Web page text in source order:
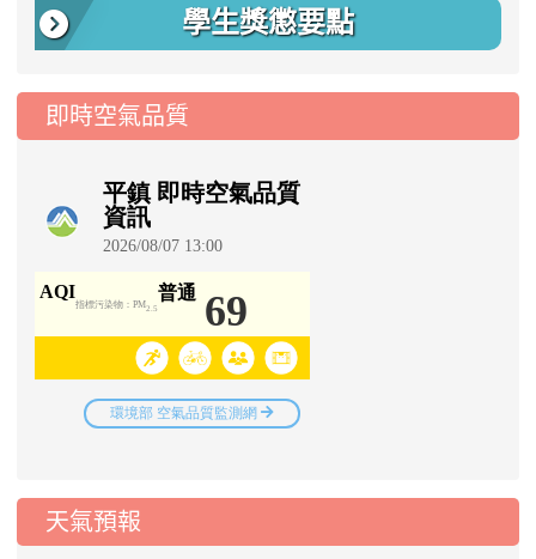
學生獎懲要點
即時空氣品質
天氣預報